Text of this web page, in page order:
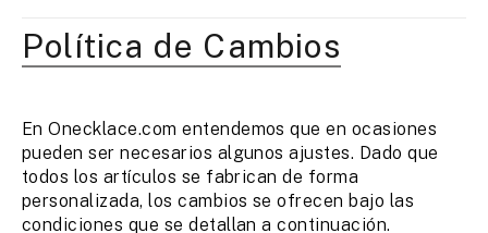
Política de Cambios
En Onecklace.com entendemos que en ocasiones
pueden ser necesarios algunos ajustes. Dado que
todos los artículos se fabrican de forma
personalizada, los cambios se ofrecen bajo las
condiciones que se detallan a continuación.